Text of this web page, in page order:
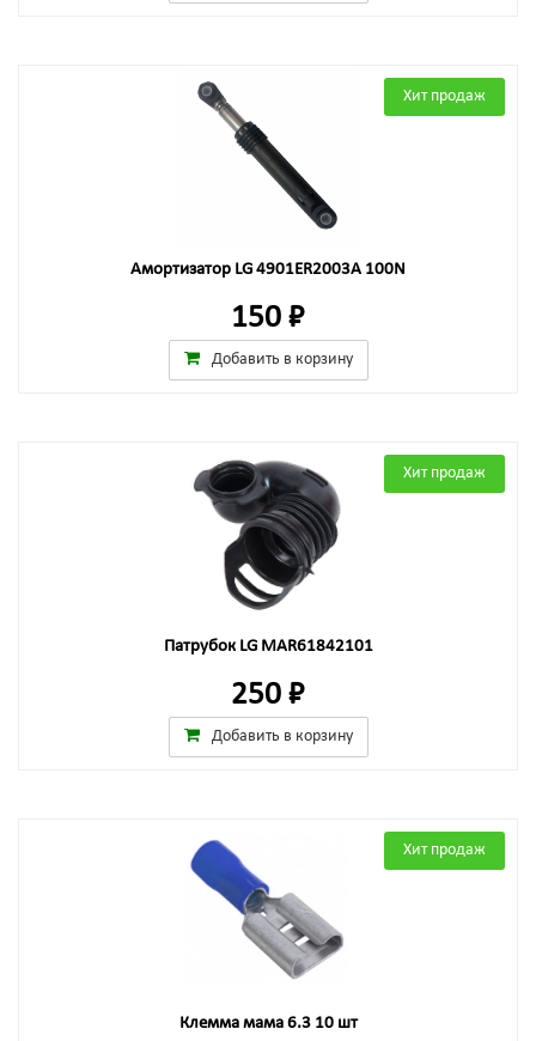
Хит продаж
Амортизатор LG 4901ER2003A 100N
150 ₽
Добавить в корзину
Хит продаж
Патрубок LG MAR61842101
250 ₽
Добавить в корзину
Хит продаж
Клемма мама 6.3 10 шт